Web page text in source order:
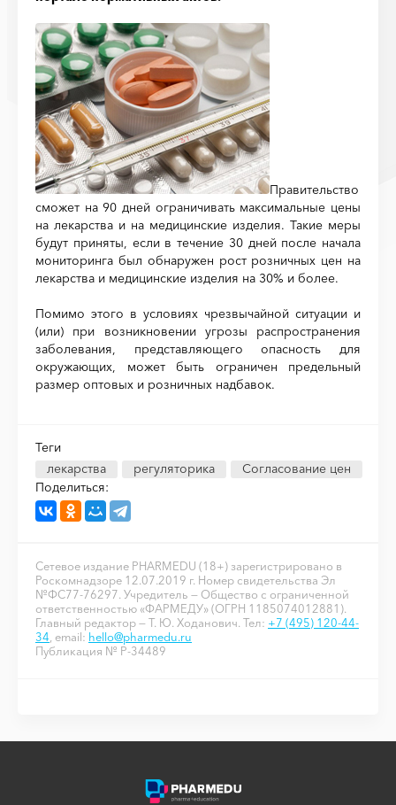
Правительство
сможет на 90 дней ограничивать максимальные цены
на лекарства и на медицинские изделия. Такие меры
будут приняты, если в течение 30 дней после начала
мониторинга был обнаружен рост розничных цен на
лекарства и медицинские изделия на 30% и более.
Помимо этого в условиях чрезвычайной ситуации и
(или) при возникновении угрозы распространения
заболевания, представляющего опасность для
окружающих, может быть ограничен предельный
размер оптовых и розничных надбавок.
Теги
лекарства
регуляторика
Согласование цен
Поделиться:
Сетевое издание PHARMEDU (18+) зарегистрировано в
Роскомнадзоре 12.07.2019 г. Номер свидетельства Эл
№ФС77-76297. Учредитель — Общество с ограниченной
ответственностью «ФАРМЕДУ» (ОГРН 1185074012881).
Главный редактор — Т. Ю. Ходанович. Тел: +7 (495) 120-44-
34 , email: hello@pharmedu.ru
Публикация № P-34489